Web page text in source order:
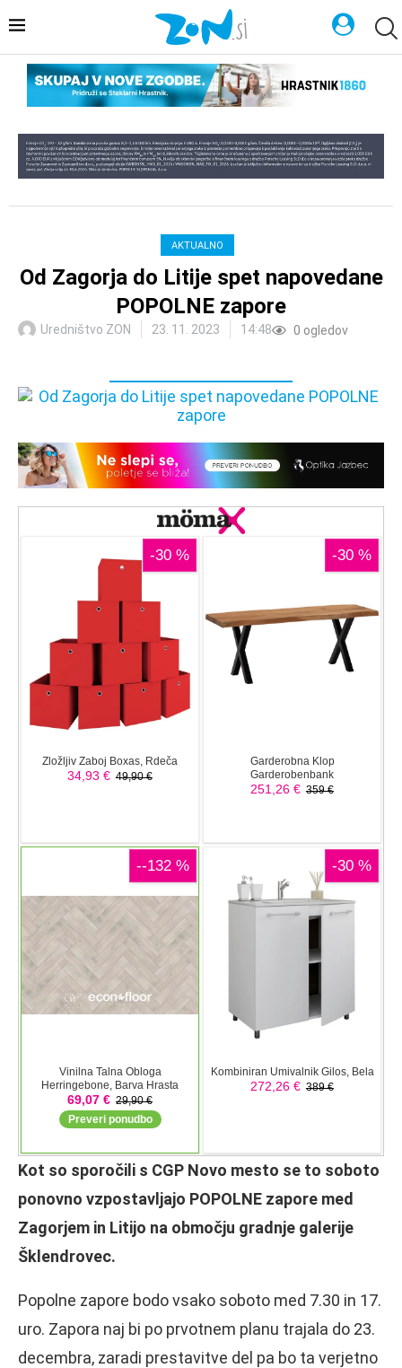
AKTUALNO
Od Zagorja do Litije spet napovedane
POPOLNE zapore
Uredništvo ZON 23. 11. 2023 14:48 0 ogledov
Kot so sporočili s CGP Novo mesto se to soboto
ponovno vzpostavljajo POPOLNE zapore med
Zagorjem in Litijo na območju gradnje galerije
Šklendrovec.
Popolne zapore bodo vsako soboto med 7.30 in 17.
uro. Zapora naj bi po prvotnem planu trajala do 23.
decembra, zaradi prestavitve del pa bo ta verjetno